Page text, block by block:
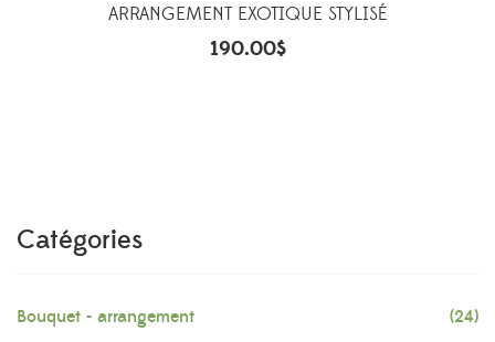
ARRANGEMENT EXOTIQUE STYLISÉ
190.00$
Catégories
Bouquet - arrangement (24)